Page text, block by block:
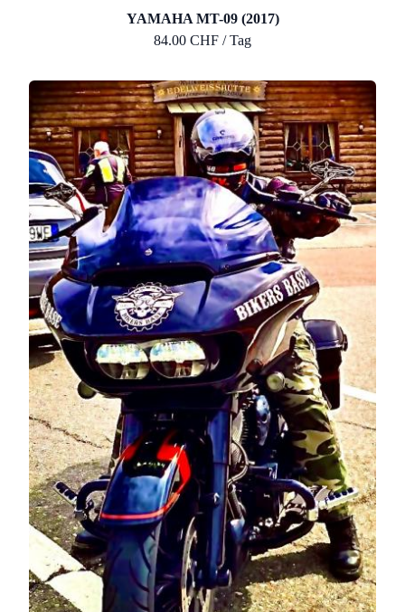
YAMAHA MT-09 (2017)
84.00 CHF / Tag